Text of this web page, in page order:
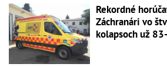
Rekordné
Záchranári vo
kolapsoch už